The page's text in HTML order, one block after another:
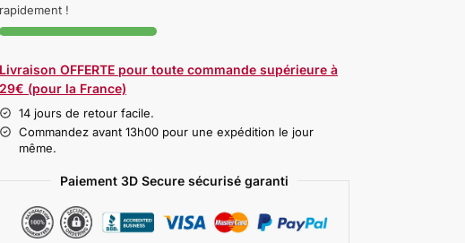
rapidement !
Livraison OFFERTE pour toute commande supérieure à
29€ (pour la France)
14 jours de retour facile.
Commandez avant 13h00 pour une expédition le jour
même.
Paiement 3D Secure sécurisé garanti